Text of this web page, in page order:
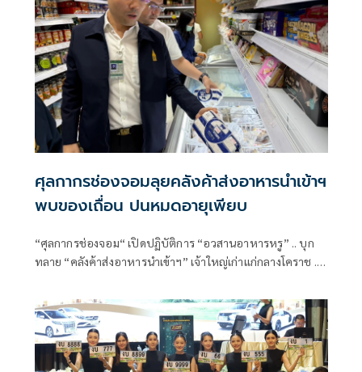
ศุลกากรช่องจอมลุยคลังค้าส่งอาหารนำเข้าฯ
พบของเถื่อน ปนหมดอายุเพียบ
“ศุลกากรช่องจอม“ เปิดปฏิบัติการ “อวสานอาหารหรู” .. บุก
ทลาย “คลังค้าส่งอาหารนำเข้าฯ” เจ้าใหญ่เก่าแก่กลางโคราช ..
แพ็กส่งลูกค้าทั่วประเทศ !!